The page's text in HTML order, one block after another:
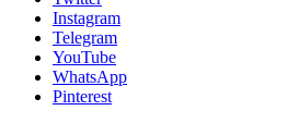
Instagram
Telegram
YouTube
WhatsApp
Pinterest